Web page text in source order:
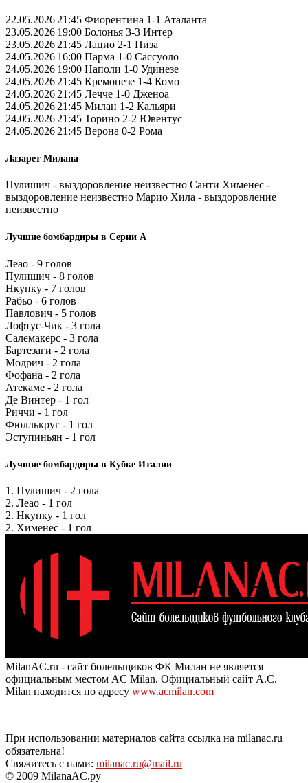
22.05.2026|21:45 Фиорентина 1-1 Аталанта
23.05.2026|19:00 Болонья 3-3 Интер
23.05.2026|21:45 Лацио 2-1 Пиза
24.05.2026|16:00 Парма 1-0 Сассуоло
24.05.2026|19:00 Наполи 1-0 Удинезе
24.05.2026|21:45 Кремонезе 1-4 Комо
24.05.2026|21:45 Лечче 1-0 Дженоа
24.05.2026|21:45 Милан 1-2 Кальяри
24.05.2026|21:45 Торино 2-2 Ювентус
24.05.2026|21:45 Верона 0-2 Рома
Лазарет Милана
Пулишич - выздоровление неизвестно Санти Хименес -
выздоровление неизвестно Марио Хила - выздоровление
неизвестно
Лучшие бомбардиры в Серии А
Леао - 9 голов
Пулишич - 8 голов
Нкунку - 7 голов
Рабьо - 6 голов
Павлович - 5 голов
Лофтус-Чик - 3 гола
Салемакерс - 3 гола
Бартезаги - 2 гола
Модрич - 2 гола
Фофана - 2 гола
Атекаме - 2 гола
Де Винтер - 1 гол
Риччи - 1 гол
Фюллькруг - 1 гол
Эступиньян - 1 гол
Лучшие бомбардиры в Кубке Италии
1. Пулишич - 2 гола
2. Леао - 1 гол
2. Нкунку - 1 гол
2. Хименес - 1 гол
MilanAC.ru - сайт болельщиков ФК Милан не является
официальным местом AC Milan. Официальный сайт A.C.
Milan находится по адресу www.acmilan.com
При использовании материалов сайта ссылка на milanac.ru
обязательна!
Свяжитесь с нами: milanac.ru@mail.ru
© 2009 MilanaAC.ру